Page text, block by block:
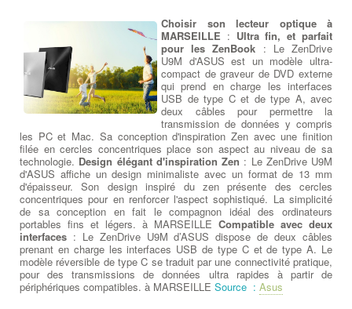
Choisir son lecteur optique à
MARSEILLE : Ultra fin, et parfait
pour les ZenBook : Le ZenDrive
U9M d'ASUS est un modèle ultra-
compact de graveur de DVD externe
qui prend en charge les interfaces
USB de type C et de type A, avec
deux câbles pour permettre la
transmission de données y compris
les PC et Mac. Sa conception d'inspiration Zen avec une finition
filée en cercles concentriques place son aspect au niveau de sa
technologie. Design élégant d'inspiration Zen : Le ZenDrive U9M
d'ASUS affiche un design minimaliste avec un format de 13 mm
d'épaisseur. Son design inspiré du zen présente des cercles
concentriques pour en renforcer l'aspect sophistiqué. La simplicité
de sa conception en fait le compagnon idéal des ordinateurs
portables fins et légers. à MARSEILLE Compatible avec deux
interfaces : Le ZenDrive U9M d’ASUS dispose de deux câbles
prenant en charge les interfaces USB de type C et de type A. Le
modèle réversible de type C se traduit par une connectivité pratique,
pour des transmissions de données ultra rapides à partir de
périphériques compatibles. à MARSEILLE Source : Asus